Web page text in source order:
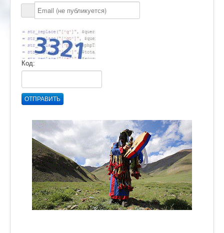
Код:
ОТПРАВИТЬ